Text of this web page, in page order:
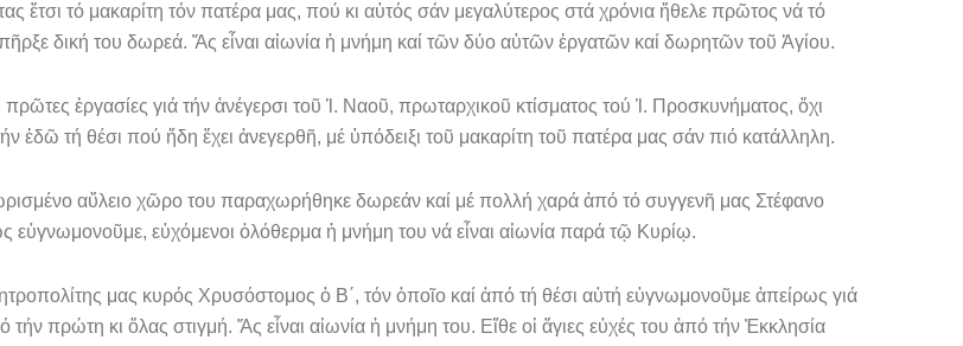
ἔτσι τό μα­καρίτη τόν πατέρα μας, πού κι αὐτός σάν μεγαλύτερος στά χρό­νια ἤθελε πρῶτος νά τό
δική του δωρεά. Ἄς εἶναι αἰωνία ἡ μνήμη καί τῶν δύο αὐτῶν ἐργατῶν καί δωρητῶν τοῦ Ἁγίου.
ἐργασίες γιά τήν ἀνέγερσι τοῦ Ἱ. Ναοῦ, πρωταρχικοῦ κτίσματος τού Ἱ. Προσκυνήματος, ὄχι
ἐδῶ τή θέσι πού ἤδη ἔχει ἀνεγερθῆ, μέ ὑπόδειξι τοῦ μακαρίτη τοῦ πατέρα μας σάν πιό κα­τάλληλη.
αὔλειο χῶρο του παραχωρήθηκε δωρεάν καί μέ πολλή χαρά ἀπό τό συγγενῆ μας Στέφανο
εὐγνωμονοῦμε, εὐ­χόμενοι ὁλόθερμα ἡ μνήμη του νά εἶναι αἰωνία παρά τῷ Κυρίῳ.
μας κυρός Χρυσόστομος ὁ Β΄, τόν ὁποῖο καί ἀπό τή θέσι αὐτή εὐγνωμονοῦμε ἀπείρως γιά
πρώτη κι ὅλας στι­γμή. Ἄς εἶναι αἰωνία ἡ μνήμη του. Εἴθε οἱ ἅγιες εὐχές του ἀπό τήν Ἐκκλησία